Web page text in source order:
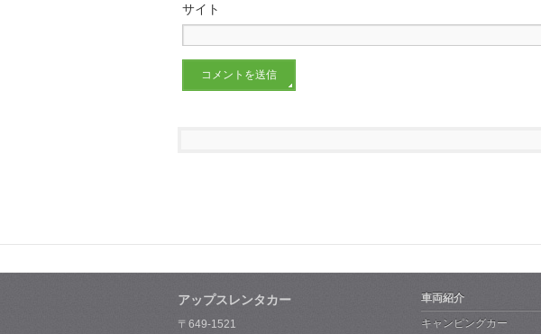
サイト
アップスレンタカー
〒649-1521
車両紹介
キャンピングカー